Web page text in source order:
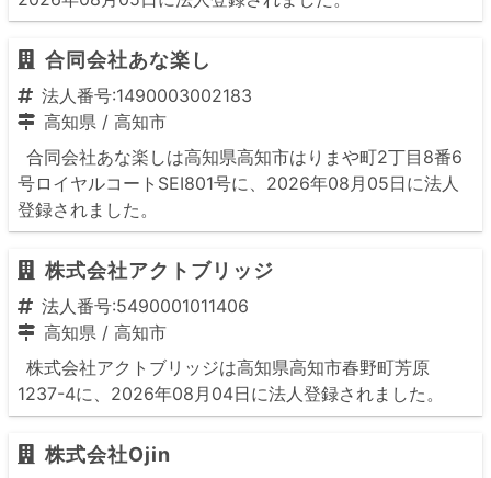
合同会社あな楽し
法人番号:1490003002183
高知県 / 高知市
合同会社あな楽しは高知県高知市はりまや町2丁目8番6
号ロイヤルコートSEI801号に、2026年08月05日に法人
登録されました。
株式会社アクトブリッジ
法人番号:5490001011406
高知県 / 高知市
株式会社アクトブリッジは高知県高知市春野町芳原
1237-4に、2026年08月04日に法人登録されました。
株式会社Ojin